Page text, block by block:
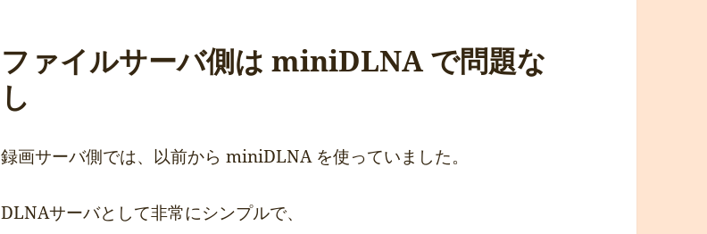
ファイルサーバ側は miniDLNA で問題な
し
録画サーバ側では、以前から miniDLNA を使っていました。
DLNAサーバとして非常にシンプルで、